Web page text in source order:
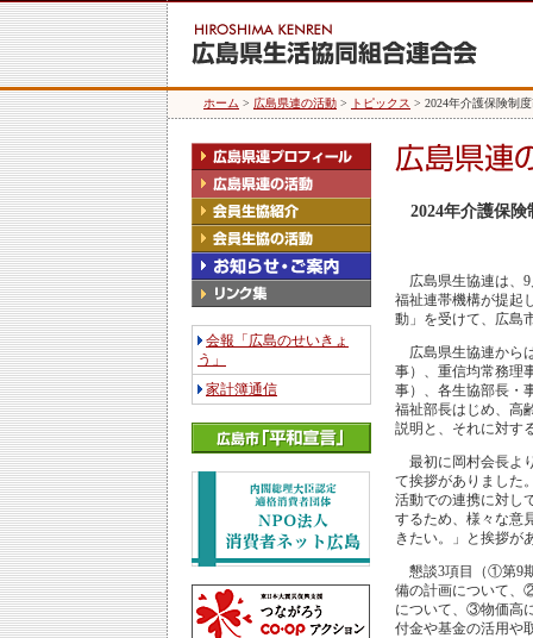
ホーム > 広島県連の活動 > トピックス > 2024年介護保険制
会報「広島のせいきょ
う」
家計簿通信
2024年介護保
広島県生協連は、9
福祉連帯機構が提起
動」を受けて、広島
広島県生協連から
事）、重信均常務理
事）、各生協部長・
福祉部長はじめ、高
説明と、それに対す
最初に岡村会長よ
て挨拶がありました
活動での連携に対し
するため、様々な意
きたい。」と挨拶が
懇談3項目（①第9
備の計画について、
について、③物価高
付金や基金の活用や